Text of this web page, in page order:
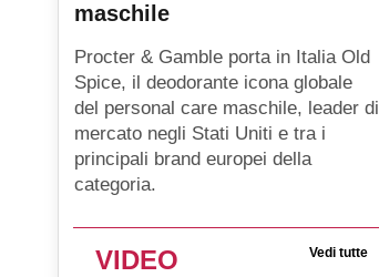
maschile
Procter & Gamble porta in Italia Old
Spice, il deodorante icona globale
del personal care maschile, leader di
mercato negli Stati Uniti e tra i
principali brand europei della
categoria.
VIDEO Vedi tutte